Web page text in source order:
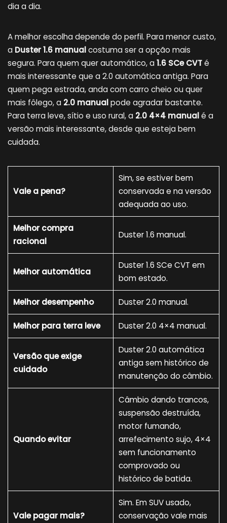
dia a dia.
A melhor escolha depende do perfil. Para menor custo,
a Duster 1.6 manualcostuma ser a opção mais
segura. Para quem quer automático, a1.6 SCe CVTé
mais interessante que a 2.0 automática antiga. Para
quem pega estrada, anda com carro cheio ou quer
mais fôlego, a 2.0 manualpode agradar bastante.
Para terra leve, sítio e uso rural, a 2.0 4×4 manualé a
versão mais interessante, desde que esteja bem
cuidada.
Vale a pena?
Sim, se estiver bem
conservada e na versão
adequada ao uso.
Melhor compra
racional
Duster 1.6 manual.
Melhor automática
Duster 1.6 SCe CVT em
bom estado.
Melhor desempenho Duster 2.0 manual.
Melhor para terra leve Duster 2.0 4×4 manual.
Versão que exige
cuidado
Duster 2.0 automática
antiga sem histórico de
manutenção do câmbio.
Quando evitar
Câmbio dando trancos,
suspensão destruída,
motor fumando,
arrefecimento sujo, 4×4
sem funcionamento
comprovado ou
histórico de batida.
Vale pagar mais?
Sim. Em SUV usado,
conservação vale mais